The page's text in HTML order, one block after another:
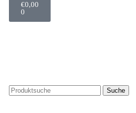
€0,00
0
Suche